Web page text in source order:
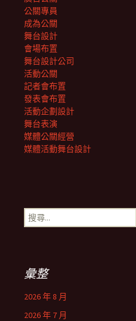
公關專員
成為公關
舞台設計
會場布置
舞台設計公司
活動公關
記者會布置
發表會布置
活動企劃設計
舞台表演
媒體公關經營
媒體活動舞台設計
搜
尋
彙整
2026 年 8 月
2026 年 7 月